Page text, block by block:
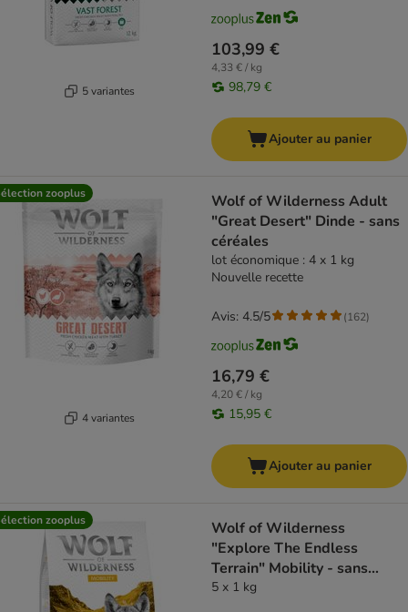
5 variantes
103,99 €
4,33 € / kg
98,79 €
Ajouter au panier
zooplus
4 variantes
Wolf of Wilderness Adult
"Great Desert" Dinde - sans
céréales
lot économique : 4 x 1 kg
Nouvelle recette
16,79 €
4,20 € / kg
15,95 €
Avis: 4.5/5 (162)
Ajouter au panier
zooplus
Wolf of Wilderness
"Explore The Endless
Terrain" Mobility - sans
céréales
5 x 1 kg